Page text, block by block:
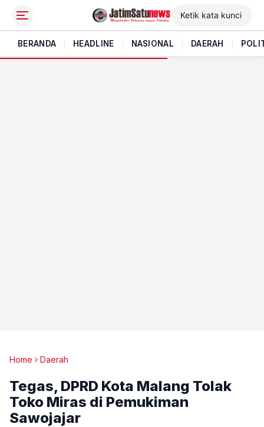
BERANDA HEADLINE NASIONAL DAERAH
Home Daerah
Tegas, DPRD Kota Malang Tolak
Toko Miras di Pemukiman
Sawojajar